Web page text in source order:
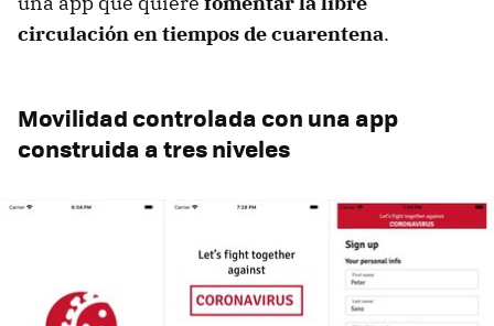
circulación en tiempos de cuarentena.
Movilidad controlada con una app
construida a tres niveles